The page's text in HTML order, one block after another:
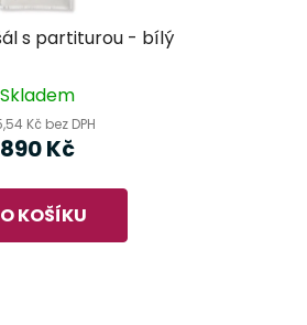
s partiturou - bílý
Skladem
Kč bez DPH
890 Kč
KOŠÍKU